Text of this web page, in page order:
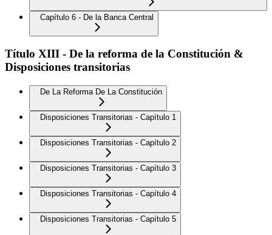
Capítulo 6 - De la Banca Central
Título XIII - De la reforma de la Constitución &
Disposiciones transitorias
De La Reforma De La Constitución
Disposiciones Transitorias - Capítulo 1
Disposiciones Transitorias - Capítulo 2
Disposiciones Transitorias - Capítulo 3
Disposiciones Transitorias - Capítulo 4
Disposiciones Transitorias - Capítulo 5